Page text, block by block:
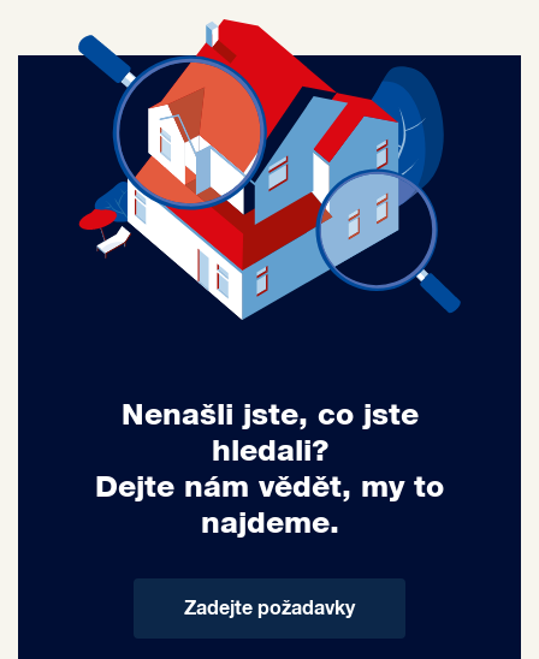
Nenašli jste, co jste
hledali?
Dejte nám vědět, my to
najdeme.
Zadejte požadavky